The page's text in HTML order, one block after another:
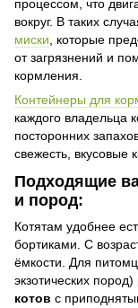
процессом, что
вокруг. В таких
миски , которые
от загрязнений и
кормления.
Контейнеры для
каждого владельца
посторонних
свежесть, вкусовые
Подходящие
и пород:
Котятам удобнее
бортиками. С
ёмкости. Для
экзотических
котов с